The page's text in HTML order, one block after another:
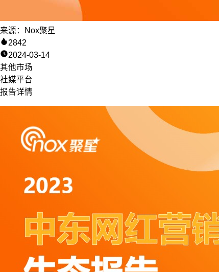
来源：Nox聚星
2842
2024-03-14
其他市场
社媒平台
报告详情